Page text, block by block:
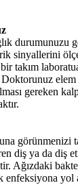
durumunuzu
sinyallerini
takım
gereken
görünmenizi
diş ya da diş
Ağızdaki
enfeksiyona yol